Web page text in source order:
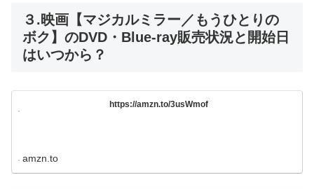
３.映画【マジカルミラー／もうひとりの
ボク】のDVD・Blue-ray販売状況と開始日
はいつから？
https://amzn.to/3usWmof
amzn.to